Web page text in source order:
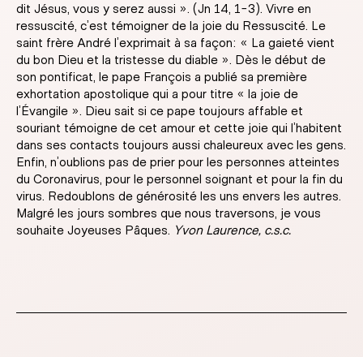
dit Jésus, vous y serez aussi ». (Jn 14, 1-3). Vivre en
ressuscité, c’est témoigner de la joie du Ressuscité. Le
saint frère André l’exprimait à sa façon: « La gaieté vient
du bon Dieu et la tristesse du diable ». Dès le début de
son pontificat, le pape François a publié sa première
exhortation apostolique qui a pour titre « la joie de
l’Évangile ». Dieu sait si ce pape toujours affable et
souriant témoigne de cet amour et cette joie qui l’habitent
dans ses contacts toujours aussi chaleureux avec les gens.
Enfin, n’oublions pas de prier pour les personnes atteintes
du Coronavirus, pour le personnel soignant et pour la fin du
virus. Redoublons de générosité les uns envers les autres.
Malgré les jours sombres que nous traversons, je vous
souhaite Joyeuses Pâques. Yvon Laurence, c.s.c.